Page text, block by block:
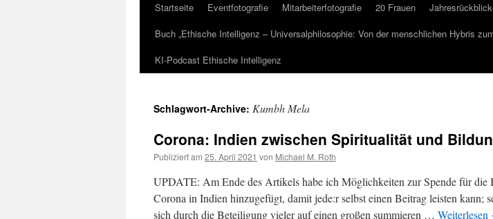
Zum
Inhalt
springen
Startseite Eventfotografie Mitarbeiterfotografie 20 Frauen
Buch „Ethische Intelligenz – Universalphilosophie: Von der menschlichen Hybris
KI-Podcast Ethische Intelligenz
Schlagwort-Archive: Kumbh Mela
Corona: Indien zwischen Spiritualität und
Publiziert am 25. April 2021 von Michael M. Roth
UPDATE: Am Ende des Artikels habe ich Möglichkeiten zur Spende für die
Corona in Indien hinzugefügt, damit jede:r selbst einen Beitrag leisten kann;
sich durch die Beteiligung vieler auf einen großen summieren … Weiterlesen